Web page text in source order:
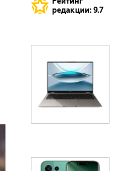
редакции: 9.7